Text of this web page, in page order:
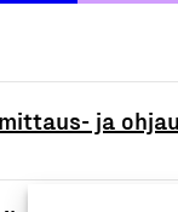
ja